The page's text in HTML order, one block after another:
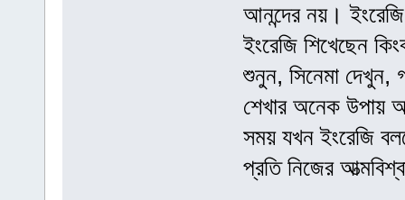
আনন্দের নয়।
ইংরেজি শিখেছেন
শুনুন, সিনেমা দেখুন,
শেখার অনেক উপায়
সময় যখন ইংরেজি
প্রতি নিজের